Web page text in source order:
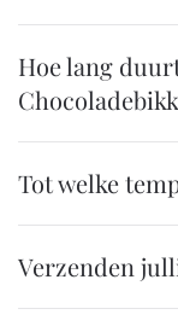
Hoe lang
Tot welke
Verzenden